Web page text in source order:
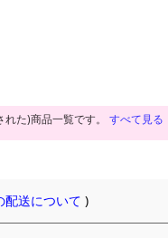
た)商品一覧です。 すべて見る
送について )